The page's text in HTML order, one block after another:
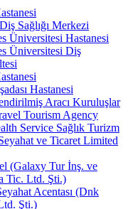
Sağlığı Merkezi
Üniversitesi Hastanesi
Üniversitesi Diş
Hastanesi
Aracı Kuruluşlar
Tourism Agency
Service Sağlık Turizm
ve Ticaret Limited
(Galaxy Tur İnş. ve
Tic. Ltd. Şti.)
Acentası (Dnk
Şti.)